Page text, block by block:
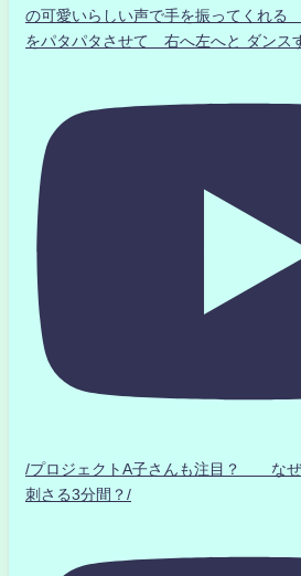
の可愛いらしい声で手を振ってくれる
をパタパタさせて 右へ左へと ダンス
/プロジェクトA子さんも注目？ なぜ
刺さる3分間？/